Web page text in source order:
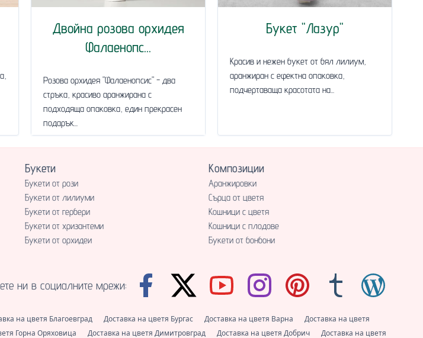
Двойна розова орхидея
Фалаенопс...
Розова орхидея "Фалаенопсис" - два
стръка, красиво аранжирана с
подходяща опаковка, един прекрасен
подарък...
Букет "Лазур"
Красив и нежен букет от бял лилиум,
аранжиран с ефектна опаковка,
подчертаваща красотата на...
Букети
Букети от рози
Букети от лилиуми
Букети от гербери
Букети от хризантеми
Букети от орхидеи
Композиции
Аранжировки
Сърца от цветя
Кошници с цветя
Кошници с плодове
Букети от бонбони
ни в социалните мрежи:
на цветя Благоевград Доставка на цветя Бургас Доставка на цветя Варна
Доставка на цветя
Горна Оряховица Доставка на цветя Димитровград Доставка на цветя Добрич
Доставка на цветя